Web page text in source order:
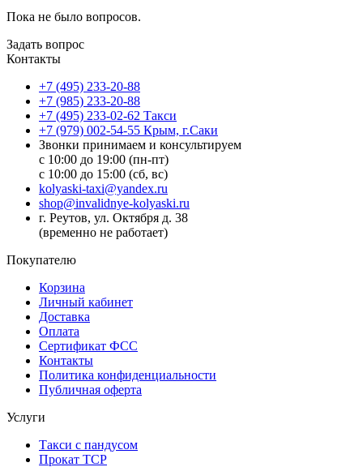
Пока не было вопросов.
Задать вопрос
Контакты
+7 (495) 233-20-88
+7 (985) 233-20-88
+7 (495) 233-02-62 Такси
+7 (979) 002-54-55 Крым, г.Саки
Звонки принимаем и консультируем
с 10:00 до 19:00 (пн-пт)
с 10:00 до 15:00 (сб, вс)
kolyaski-taxi@yandex.ru
shop@invalidnye-kolyaski.ru
г. Реутов, ул. Октября д. 38
(временно не работает)
Покупателю
Корзина
Личный кабинет
Доставка
Оплата
Сертификат ФСС
Контакты
Политика конфиденциальности
Публичная оферта
Услуги
Такси с пандусом
Прокат ТСР